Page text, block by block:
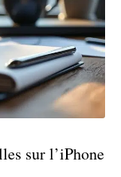
sur l’iPhone